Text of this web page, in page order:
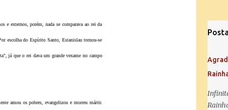
e externos, porém, nada se comparava ao rei da
escolha do Espírito Santo, Estanislau tornou-se
já que o rei dava um grande vexame no campo
amou os pobres, evangelizou e morreu mártir.